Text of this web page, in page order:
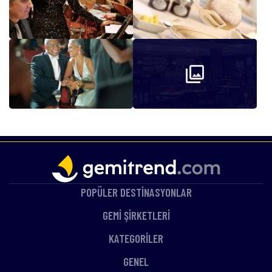
POPÜLER DESTİNASYONLAR
GEMİ ŞİRKETLERİ
KATEGORİLER
GENEL